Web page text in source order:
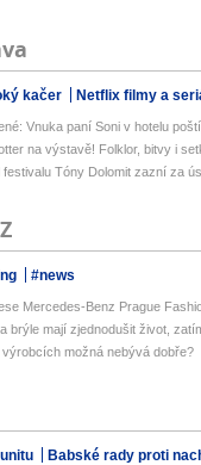
kačer Netflix filmy a
Vnuka paní Soni v hotelu
na výstavě! Folklor, bitvy i
Tóny Dolomit zazní za
#news
Mercedes-Benz Prague
brýle mají zjednodušit život,
možná nebývá dobře?
Babské rady proti